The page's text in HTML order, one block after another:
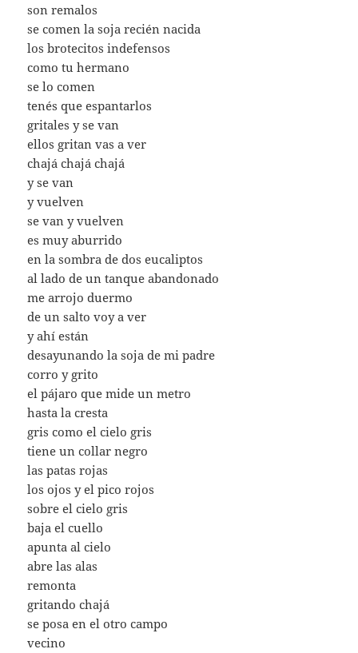
son remalos
se comen la soja recién nacida
los brotecitos indefensos
como tu hermano
se lo comen
tenés que espantarlos
gritales y se van
ellos gritan vas a ver
chajá chajá chajá
y se van
y vuelven
se van y vuelven
es muy aburrido
en la sombra de dos eucaliptos
al lado de un tanque abandonado
me arrojo duermo
de un salto voy a ver
y ahí están
desayunando la soja de mi padre
corro y grito
el pájaro que mide un metro
hasta la cresta
gris como el cielo gris
tiene un collar negro
las patas rojas
los ojos y el pico rojos
sobre el cielo gris
baja el cuello
apunta al cielo
abre las alas
remonta
gritando chajá
se posa en el otro campo
vecino